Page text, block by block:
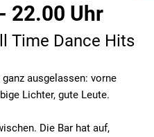
22.00 Uhr
Time Dance Hits
ausgelassen: vorne
Lichter, gute Leute.
Die Bar hat auf,